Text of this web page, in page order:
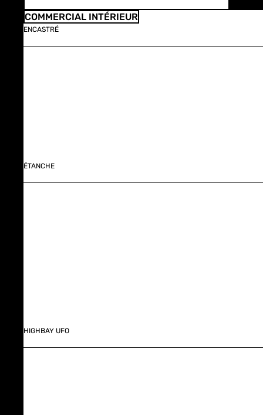
COMMERCIAL INTÉRIEUR
ENCASTRÉ
ÉTANCHE
HIGHBAY UFO